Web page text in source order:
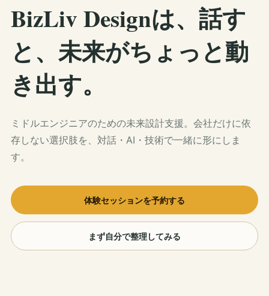
BizLiv Designは、話す
と、未来がちょっと動
き出す。
ミドルエンジニアのための未来設計支援。会社だけに依
存しない選択肢を、対話・AI・技術で一緒に形にしま
す。
体験セッションを予約する
まず自分で整理してみる